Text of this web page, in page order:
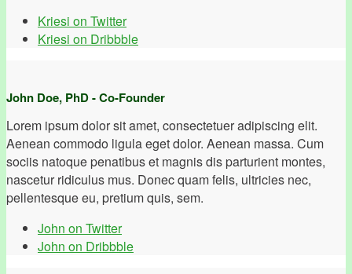
Kriesi on Twitter
Kriesi on Dribbble
John Doe, PhD - Co-Founder
Lorem ipsum dolor sit amet, consectetuer adipiscing elit.
Aenean commodo ligula eget dolor. Aenean massa. Cum
sociis natoque penatibus et magnis dis parturient montes,
nascetur ridiculus mus. Donec quam felis, ultricies nec,
pellentesque eu, pretium quis, sem.
John on Twitter
John on Dribbble